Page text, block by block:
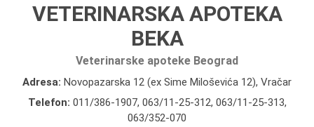
VETERINARSKA APOTEKA
BEKA
Veterinarske apoteke Beograd
Adresa: Novopazarska 12 (ex Sime Miloševića 12), Vračar
Telefon: 011/386-1907, 063/11-25-312, 063/11-25-313,
063/352-070